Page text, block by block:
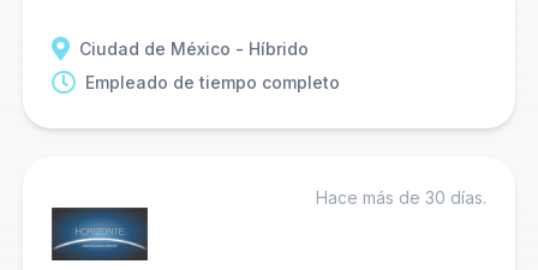
Ciudad de México - Híbrido
Empleado de tiempo completo
Hace más de 30 días.